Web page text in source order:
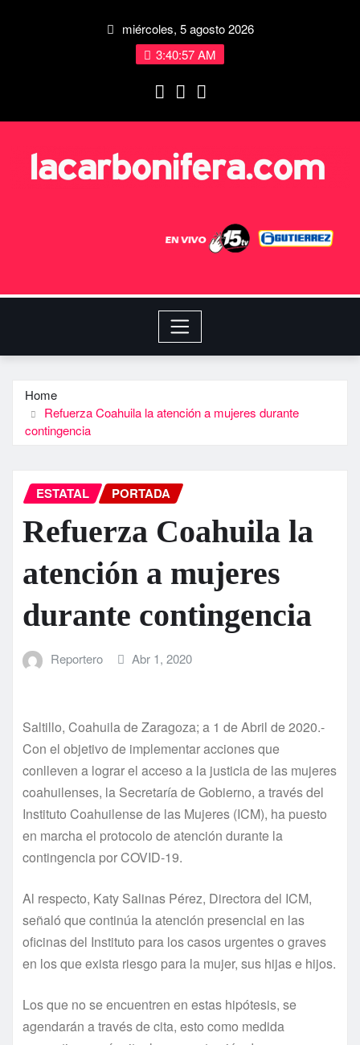
miércoles, 5 agosto 2026
3:40:57 AM
Home
Refuerza Coahuila la atención a mujeres durante
contingencia
ESTATAL PORTADA
Refuerza Coahuila la
atención a mujeres
durante contingencia
Reportero Abr 1, 2020
Saltillo, Coahuila de Zaragoza; a 1 de Abril de 2020.-
Con el objetivo de implementar acciones que
conlleven a lograr el acceso a la justicia de las mujeres
coahuilenses, la Secretaría de Gobierno, a través del
Instituto Coahuilense de las Mujeres (ICM), ha puesto
en marcha el protocolo de atención durante la
contingencia por COVID-19.
Al respecto, Katy Salinas Pérez, Directora del ICM,
señaló que continúa la atención presencial en las
oficinas del Instituto para los casos urgentes o graves
en los que exista riesgo para la mujer, sus hijas e hijos.
Los que no se encuentren en estas hipótesis, se
agendarán a través de cita, esto como medida